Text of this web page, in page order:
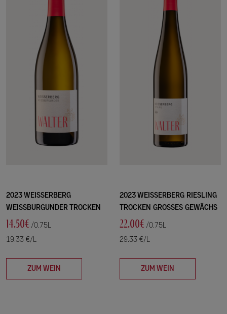
2023 WEISSERBERG
WEISSBURGUNDER TROCKEN
14.50€ /0.75L
19.33 €/L
ZUM WEIN
2023 WEISSERBERG RIESLING
TROCKEN GROSSES GEWÄCHS
22.00€ /0.75L
29.33 €/L
ZUM WEIN